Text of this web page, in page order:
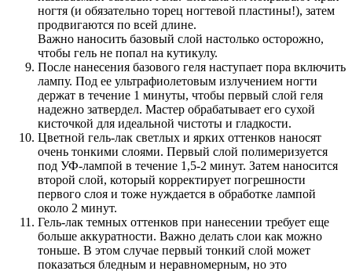
ногтя (и обязательно торец ногтевой пластины!), затем
продвигаются по всей длине.
Важно наносить базовый слой настолько осторожно,
чтобы гель не попал на кутикулу.
После нанесения базового геля наступает пора включить
лампу. Под ее ультрафиолетовым излучением ногти
держат в течение 1 минуты, чтобы первый слой геля
надежно затвердел. Мастер обрабатывает его сухой
кисточкой для идеальной чистоты и гладкости.
Цветной гель-лак светлых и ярких оттенков наносят
очень тонкими слоями. Первый слой полимеризуется
под УФ-лампой в течение 1,5-2 минут. Затем наносится
второй слой, который корректирует погрешности
первого слоя и тоже нуждается в обработке лампой
около 2 минут.
Гель-лак темных оттенков при нанесении требует еще
больше аккуратности. Важно делать слои как можно
тоньше. В этом случае первый тонкий слой может
показаться бледным и неравномерным, но это